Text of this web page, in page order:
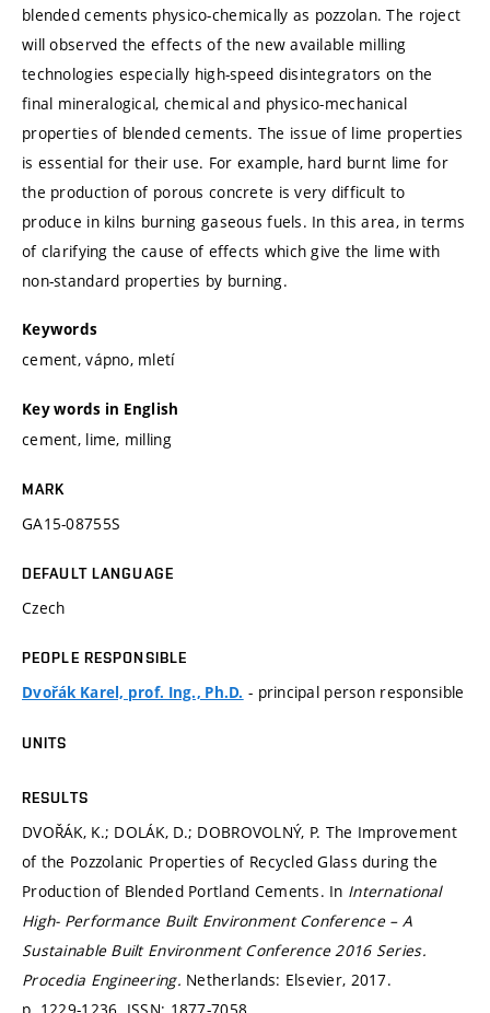
blended cements physico-chemically as pozzolan. The roject
will observed the effects of the new available milling
technologies especially high-speed disintegrators on the
final mineralogical, chemical and physico-mechanical
properties of blended cements. The issue of lime properties
is essential for their use. For example, hard burnt lime for
the production of porous concrete is very difficult to
produce in kilns burning gaseous fuels. In this area, in terms
of clarifying the cause of effects which give the lime with
non-standard properties by burning.
Keywords
cement, vápno, mletí
Key words in English
cement, lime, milling
MARK
GA15-08755S
DEFAULT LANGUAGE
Czech
PEOPLE RESPONSIBLE
Dvořák Karel, prof. Ing., Ph.D. - principal person responsible
UNITS
RESULTS
DVOŘÁK, K.; DOLÁK, D.; DOBROVOLNÝ, P. The Improvement
of the Pozzolanic Properties of Recycled Glass during the
Production of Blended Portland Cements. In International
High- Performance Built Environment Conference – A
Sustainable Built Environment Conference 2016 Series.
Procedia Engineering. Netherlands: Elsevier, 2017.
p. 1229-1236. ISSN: 1877-7058.